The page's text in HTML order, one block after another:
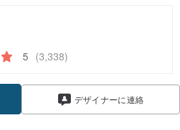
5 (3,338)
デザイナーに連絡